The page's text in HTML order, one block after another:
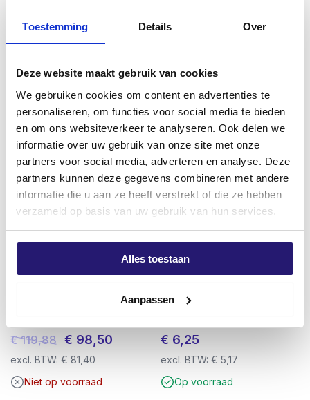
Toestemming Details Over
Deze website maakt gebruik van cookies
We gebruiken cookies om content en advertenties te
personaliseren, om functies voor social media te bieden
en om ons websiteverkeer te analyseren. Ook delen we
informatie over uw gebruik van onze site met onze
partners voor social media, adverteren en analyse. Deze
partners kunnen deze gegevens combineren met andere
informatie die u aan ze heeft verstrekt of die ze hebben
verzameld op basis van uw gebruik van hun services.
Alles toestaan
Aanpassen
slijtage en dehoogste boorsnelheidin zijn klasse.
voorzien van een SDS-plus aansluiting
hetPGM-keurmerk, wat garant staat voor
bevestigingsmiddelen.
Belangrijkste kenmerken:
4-snijder ontwerpvoor precieze, ronde
gaten
180° geplaatste snijkantenvoor maximale
krachtoverbrenging
kop en boorlichaam
boormeeluitscheiding
Duurzaam hardmetaal: bestand tegen hoge
belasting en hitte
bevestiging in beton
Chemische anker 300ML ETA
excl. BTW:€10,33
Op voorraad
schroevendump
€34,20
excl. BTW:€28,26
Op voorraad
Meest verkocht
Actie schroevenpakket Groot
€119,88 Oorspronkelijke
prijs
was:
€ 98,50
excl. BTW: € 81,40
Niet op voorraad
Professionele Kunststof
€ 6,25
excl. BTW:€ 5,17
Op voorraad